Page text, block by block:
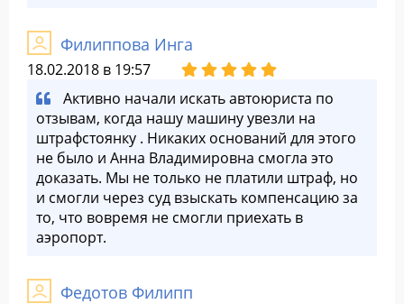
Филиппова Инга
18.02.2018 в 19:57
Активно начали искать автоюриста по
отзывам, когда нашу машину увезли на
штрафстоянку . Никаких оснований для этого
не было и Анна Владимировна смогла это
доказать. Мы не только не платили штраф, но
и смогли через суд взыскать компенсацию за
то, что вовремя не смогли приехать в
аэропорт.
Федотов Филипп